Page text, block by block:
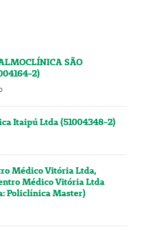
SÃO
2)
Itaipú Ltda (51004348-2)
Médico Vitória Ltda,
Médico Vitória Ltda
Policlínica Master)